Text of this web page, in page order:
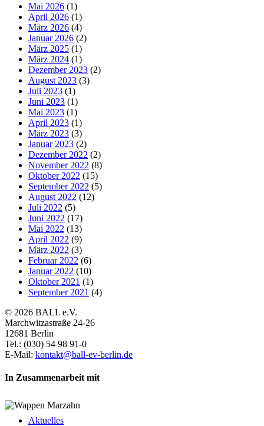
Mai 2026 (1)
April 2026 (1)
März 2026 (4)
Januar 2026 (2)
März 2025 (1)
März 2024 (1)
Dezember 2023 (2)
August 2023 (3)
Juli 2023 (1)
Juni 2023 (1)
Mai 2023 (1)
April 2023 (1)
März 2023 (3)
Januar 2023 (2)
Dezember 2022 (2)
November 2022 (8)
Oktober 2022 (15)
September 2022 (5)
August 2022 (12)
Juli 2022 (5)
Juni 2022 (17)
Mai 2022 (13)
April 2022 (9)
März 2022 (3)
Februar 2022 (6)
Januar 2022 (10)
Oktober 2021 (1)
September 2021 (4)
© 2026 BALL e.V.
Marchwitzastraße 24-26
12681 Berlin
Tel.: (030) 54 98 91-0
E-Mail: kontakt@ball-ev-berlin.de
In Zusammenarbeit mit
Aktuelles